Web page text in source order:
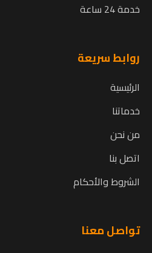
خدمة 24 ساعة
روابط سريعة
الرئيسية
خدماتنا
من نحن
اتصل بنا
الشروط والأحكام
تواصل معنا